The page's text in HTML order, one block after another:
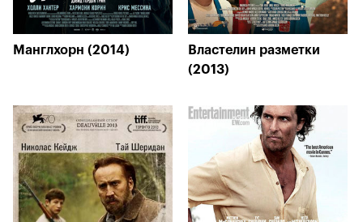
Манглхорн (2014)
Властелин разметки
(2013)